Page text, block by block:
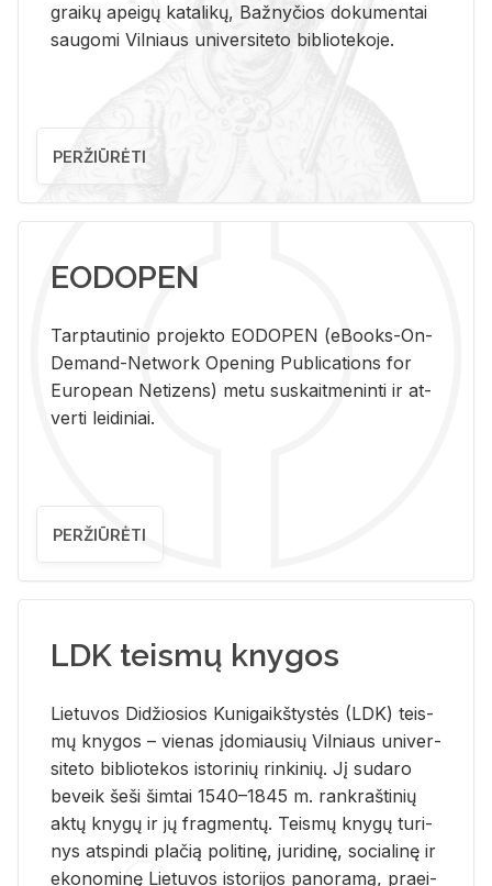
graikų apeigų katalikų, Bažnyčios dokumentai
saugomi Vilniaus universiteto bibliotekoje.
PERŽIŪRĖTI
EODOPEN
Tarp­tau­ti­nio pro­jek­to EO­DO­PEN (eBo­oks-On-
De­mand-Ne­twork Ope­ning Pub­li­ca­tions for
Eu­ro­pe­an Ne­ti­zens) metu su­skait­me­nin­ti ir at­
ver­ti lei­di­niai.
PERŽIŪRĖTI
LDK teismų knygos
Lie­tu­vos Di­džio­sios Ku­ni­gaikš­tys­tės (LDK) teis­
mų kny­gos – vie­nas įdo­miau­sių Vil­niaus uni­ver­
si­te­to bi­b­lio­te­kos is­to­ri­nių rin­ki­nių. Jį su­da­ro
be­veik šeši šim­tai 1540–1845 m. rank­raš­ti­nių
aktų kny­gų ir jų frag­men­tų. Teis­mų kny­gų tu­ri­
nys at­spin­di pla­čią po­li­ti­nę, ju­ri­di­nę, so­cia­li­nę ir
eko­no­mi­nę Lie­tu­vos is­to­ri­jos pa­no­ra­mą, pra­ei­